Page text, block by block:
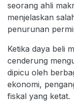
seorang ahli
menjelaskan
penurunan
Ketika daya beli
cenderung
dipicu oleh
ekonomi,
fiskal yang ketat.